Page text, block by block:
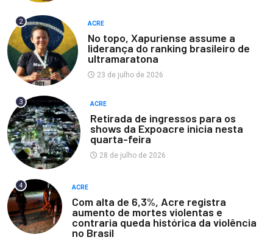
2 ACRE
No topo, Xapuriense assume a
liderança do ranking brasileiro de
ultramaratona
23 de julho de 2026
3 ACRE
Retirada de ingressos para os
shows da Expoacre inicia nesta
quarta-feira
28 de julho de 2026
4 ACRE
Com alta de 6,3%, Acre registra
aumento de mortes violentas e
contraria queda histórica da violência
no Brasil